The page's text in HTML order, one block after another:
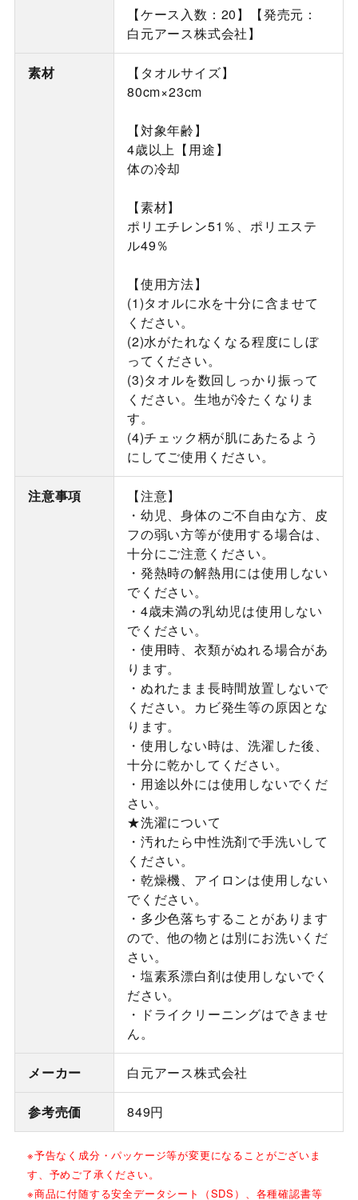
【ケース入数：20】【発売元：
白元アース株式会社】
素材
【タオルサイズ】
80cm×23cm
【対象年齢】
4歳以上【用途】
体の冷却
【素材】
ポリエチレン51％、ポリエステ
ル49％
【使用方法】
(1)タオルに水を十分に含ませて
ください。
(2)水がたれなくなる程度にしぼ
ってください。
(3)タオルを数回しっかり振って
ください。生地が冷たくなりま
す。
(4)チェック柄が肌にあたるよう
にしてご使用ください。
注意事項
【注意】
・幼児、身体のご不自由な方、皮
フの弱い方等が使用する場合は、
十分にご注意ください。
・発熱時の解熱用には使用しない
でください。
・4歳未満の乳幼児は使用しない
でください。
・使用時、衣類がぬれる場合があ
ります。
・ぬれたまま長時間放置しないで
ください。カビ発生等の原因とな
ります。
・使用しない時は、洗濯した後、
十分に乾かしてください。
・用途以外には使用しないでくだ
さい。
★洗濯について
・汚れたら中性洗剤で手洗いして
ください。
・乾燥機、アイロンは使用しない
でください。
・多少色落ちすることがあります
ので、他の物とは別にお洗いくだ
さい。
・塩素系漂白剤は使用しないでく
ださい。
・ドライクリーニングはできませ
ん。
メーカー 白元アース株式会社
参考売価 849円
※予告なく成分・パッケージ等が変更になることがございま
す、予めご了承ください。
※商品に付随する安全データシート（SDS）、各種確認書等